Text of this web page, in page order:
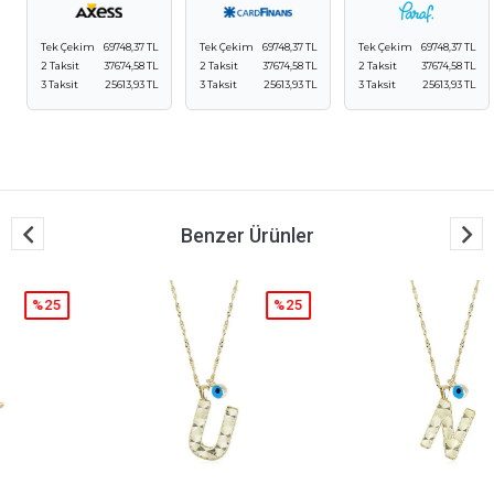
Tek Çekim
69748,37 TL
2 Taksit
37674,58 TL
3 Taksit
25613,93 TL
Tek Çekim
69748,37 TL
2 Taksit
37674,58 TL
3 Taksit
25613,93 TL
Tek Çekim
69748,37 TL
2 Taksit
37674,58 TL
3 Taksit
25613,93 TL
Benzer Ürünler